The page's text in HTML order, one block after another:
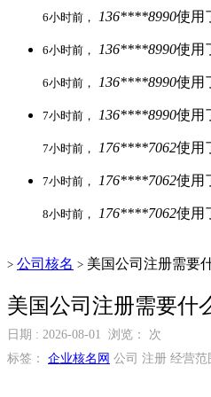
6小时前， 136****8990使用
6小时前， 136****8990使用
6小时前， 136****8990使用
7小时前， 136****8990使用
7小时前， 176****7062使用
7小时前， 176****7062使用
8小时前， 176****7062使用
> 公司核名 > 美国公司注册需要
美国公司注册需要什
日期 : 2026-08-01 浏览：
次
标签： 企业核名网 公司 注册 经营范